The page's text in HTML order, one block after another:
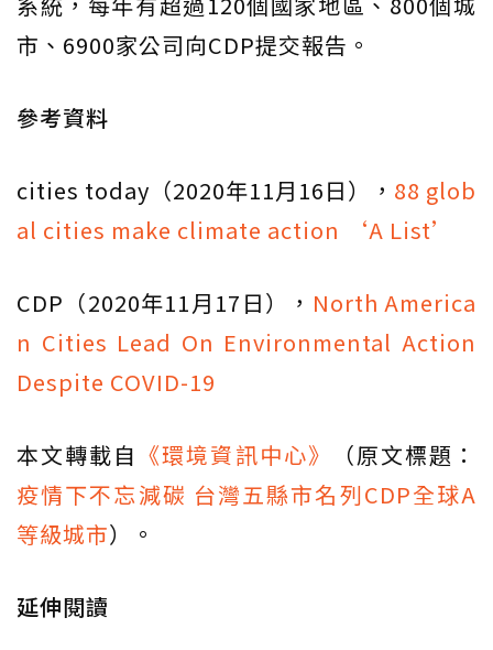
市、6900家公司向CDP提交報告。
參考資料
cities today（2020年11月16日）， 88 glob
al cities make climate action ‘A List’
CDP（2020年11月17日）， North America
n Cities Lead On Environmental Action
Despite COVID-19
本文轉載自 《環境資訊中心》
（原文標題：
疫情下不忘減碳 台灣五縣市名列CDP全球A
等級城市）。
延伸閱讀